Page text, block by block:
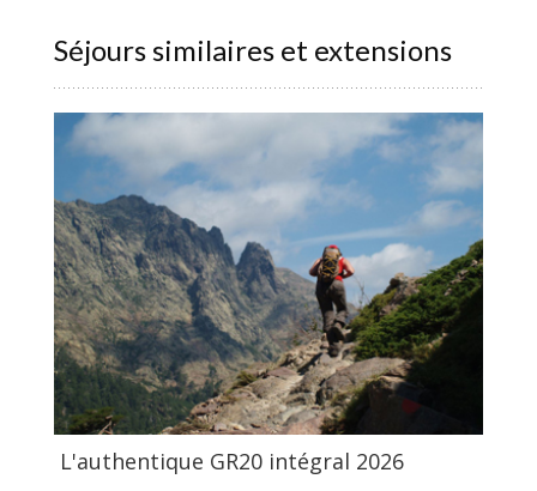
Séjours similaires et extensions
L'authentique GR20 intégral 2026